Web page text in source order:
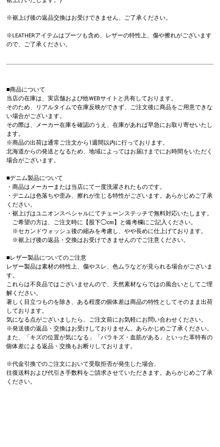
※裾上げ後の返品交換はお受けできません、ご了承ください。
※LEATHERアイテムはブーツも含め、レザーの特性上、傷や擦れがございます
ので、ご了承ください。
■商品について
当店の在庫は、実店舗および他WEBサイトと共有しております。
そのため、リアルタイムで在庫反映ができず、ご注文後に商品をご用意できな
い場合がございます。
その際は、メーカー在庫を確認のうえ、在庫があれば早急にお取り寄せいたし
ます。
※商品の出荷は通常ご注文から1週間以内に行っております。
北海道からの発送となるため、地域によってはお届けまでにお時間をいただく
場合がございます。
■デニム製品について
・商品はメーカーまたは当店にて一度洗濯されたものです。
・デニムは色落ちや歪み、擦れが生じる特性がございます。あらかじめご了承
ください。
・裾上げはユニオンスペシャルにてチェーンステッチで無料対応いたします。
ご希望の方は、ご注文時に【股下◯cm】と備考欄にご記入ください。
※セカンドウォッシュ後の縮みを考慮し、やや長めに仕上げております。
※裾上げ後の返品・交換はお受けできませんのでご注意ください。
■レザー製品についてのご注意
レザー製品は素材の特性上、傷やスレ、色ムラなどが見られる場合がございま
す。
これらは不良品ではございませんので、天然素材ならではの風合いとしてご理
解ください。
著しく目立つものを除き、ある程度の個体差は商品の特性としてそのまま出荷
しております。
気になる点がございましたら、ご注文前にお気軽にお問い合わせください。
※発送後の返品・交換はお受けしておりません。あらかじめご了承ください。
また、「キズの位置が気になる」「バラキズ・血筋がある」といった革特有の
個体差による返品・交換もお断りしております。
※代金引換でのご注文において受取拒否が発生した場合、
往復送料および代引き手数料をご請求させていただきます。あらかじめご了承
ください。